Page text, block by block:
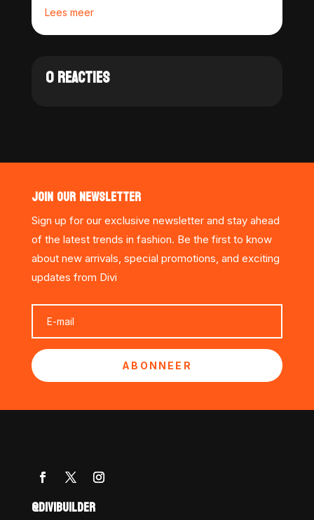
Lees meer
0 REACTIES
JOIN OUR NEWSLETTER
Sign up for our exclusive newsletter and stay ahead
of the latest trends in fashion. Be the first to know
about new arrivals, special promotions, and exciting
updates from Divi
ABONNEER
@DIVIBUILDER